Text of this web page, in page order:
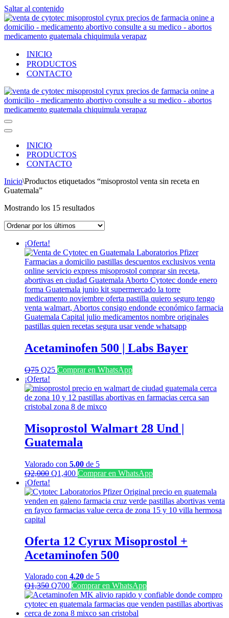
Saltar al contenido
INICIO
PRODUCTOS
CONTACTO
Menú
de
Menú
navegación
INICIO
PRODUCTOS
CONTACTO
Inicio\Productos etiquetados “misoprostol venta sin receta en
Guatemala”
Mostrando los 15 resultadosOrdenado
los
¡Oferta!
Acetaminofen 500 | Labs Bayer
Q75 El
precio
original
era:
Q75.
Q25El
actual
es:
Q25.
Comprar en WhatsApp
¡Oferta!
Misoprostol Walmart 28 Und |
Guatemala
Valorado con 5.00 de 5
Q2,000 El
original
era:
Q2,000.
Q1,400El
actual
es:
Q1,400.
Comprar en WhatsApp
¡Oferta!
Oferta 12 Cyrux Misoprostol +
Acetaminofen 500
Valorado con 4.20 de 5
Q1,350 El
precio
original
era:
Q700El
precio
actual
es:
Comprar en WhatsApp